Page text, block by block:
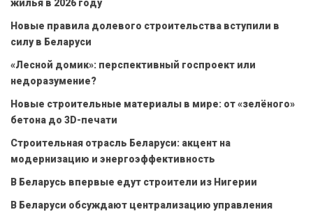
жилья в 2026 году
Новые правила долевого строительства вступили в
силу в Беларуси
«Лесной домик»: перспективный госпроект или
недоразумение?
Новые строительные материалы в мире: от «зелёного»
бетона до 3D-печати
Строительная отрасль Беларуси: акцент на
модернизацию и энергоэффективность
В Беларусь впервые едут строители из Нигерии
В Беларуси обсуждают централизацию управления